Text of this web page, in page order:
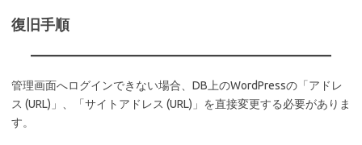
復旧手順
管理画面へログインできない場合、DB上のWordPressの「アドレ
ス (URL)」、「サイトアドレス (URL)」を直接変更する必要がありま
す。